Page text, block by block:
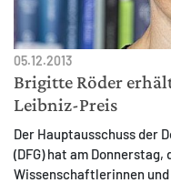
05.12.2013
Brigitte Röder
Leibniz-Preis
Der Hauptausschuss der
(DFG) hat am Donnerstag,
Wissenschaftlerinnen
Statistik Cookies
Diese